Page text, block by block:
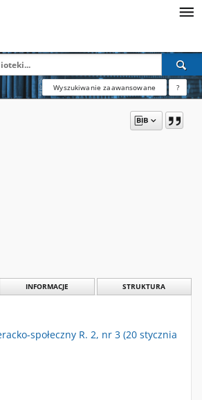
Wyszukiwanie zaawansowane ?
INFORMACJE STRUKTURA
społeczny R. 2, nr 3 (20 stycznia